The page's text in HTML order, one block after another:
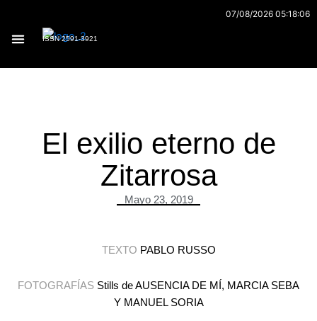
contenido
07/08/2026 05:18:06
ISSN 2591-3921
El exilio eterno de
Zitarrosa
Mayo 23, 2019
TEXTO PABLO RUSSO
FOTOGRAFÍAS Stills de AUSENCIA DE MÍ, MARCIA SEBA
Y MANUEL SORIA